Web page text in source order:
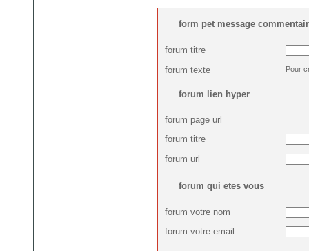
form pet message
forum titre
forum texte
Pour
forum lien hyper
forum page url
forum titre
forum url
forum qui etes vous
forum votre nom
forum votre email